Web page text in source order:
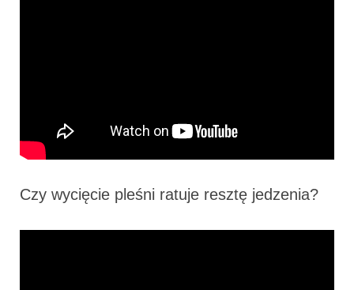
Czy wycięcie pleśni ratuje resztę jedzenia?